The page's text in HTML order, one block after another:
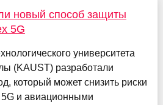
новый способ защиты
5G
университета
(KAUST) разработали
который может снизить риски
и авиационными